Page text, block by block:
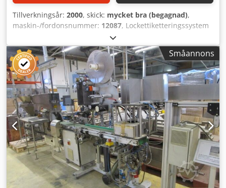
Tillverkningsår: 2000, skick: mycket bra (begagnad),
maskin-/fordonsnummer: 12087, Lockettiketteringssystem
Schleuter GU 2 DO med 2x skedinläggningsstationer
Kapacitet: 90 lock per minut (sked insatt diagonalt)
Dkodpfx Acjn Awndefer Består av: - Avstaplare - 2x
skedinläggningsstationer - Etiketteringsenhet -
Utläggningsstation
Småannons